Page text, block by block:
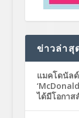
ข่าวล่าสุ
แมคโดนัล
ได้มีโอกา